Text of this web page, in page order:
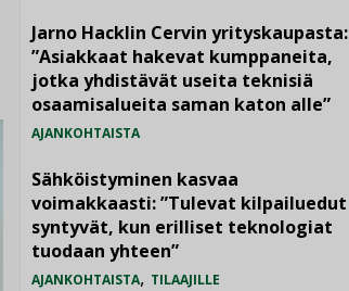
Jarno Hacklin Cervin yrityskaupasta:
”Asiakkaat hakevat kumppaneita,
jotka yhdistävät useita teknisiä
osaamisalueita saman katon alle”
AJANKOHTAISTA
Sähköistyminen kasvaa
voimakkaasti: ”Tulevat kilpailuedut
syntyvät, kun erilliset teknologiat
tuodaan yhteen”
AJANKOHTAISTA, TILAAJILLE